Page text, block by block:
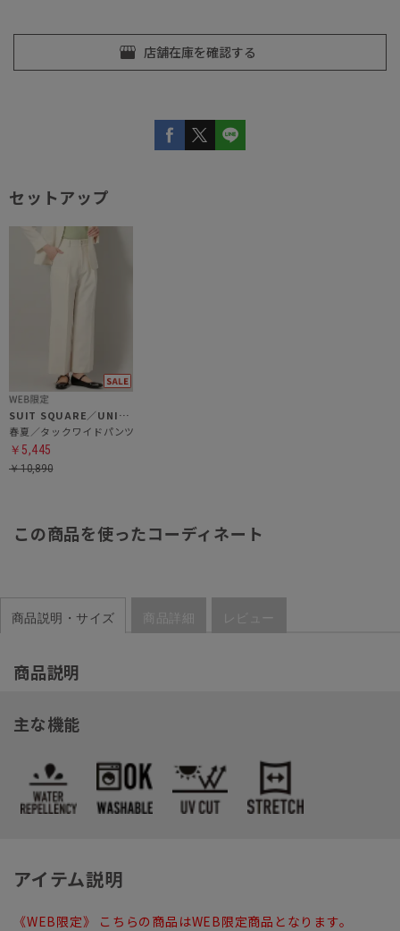
セットアップ
SUIT SQUARE／UNIVERSAL LANGUAGE／WHITE
春夏／タックワイドパンツ
￥5,445
￥10,890
この商品を使ったコーディネート
商品説明・サイズ 商品詳細 レビュー
商品説明
主な機能
アイテム説明
《WEB限定》 こちらの商品はWEB限定商品となります。